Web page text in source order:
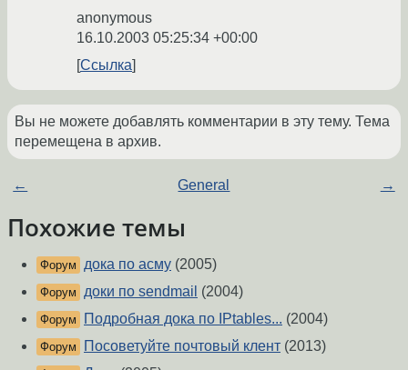
anonymous
16.10.2003 05:25:34 +00:00
Ссылка
Вы не можете добавлять комментарии в эту тему. Тема
перемещена в архив.
← General →
Похожие темы
Форум дока по асму (2005)
Форум доки по sendmail (2004)
Форум Подробная дока по IPtables... (2004)
Форум Посоветуйте почтовый клент (2013)